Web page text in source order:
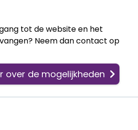
tot de website en het
Neem dan contact op
over de mogelijkheden